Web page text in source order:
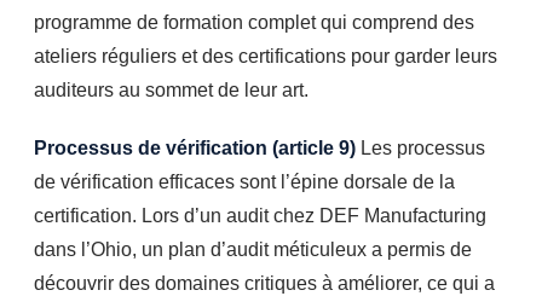
programme de formation complet qui comprend des
ateliers réguliers et des certifications pour garder leurs
auditeurs au sommet de leur art.
Processus de vérification (article 9) Les processus
de vérification efficaces sont l’épine dorsale de la
certification. Lors d’un audit chez DEF Manufacturing
dans l’Ohio, un plan d’audit méticuleux a permis de
découvrir des domaines critiques à améliorer, ce qui a